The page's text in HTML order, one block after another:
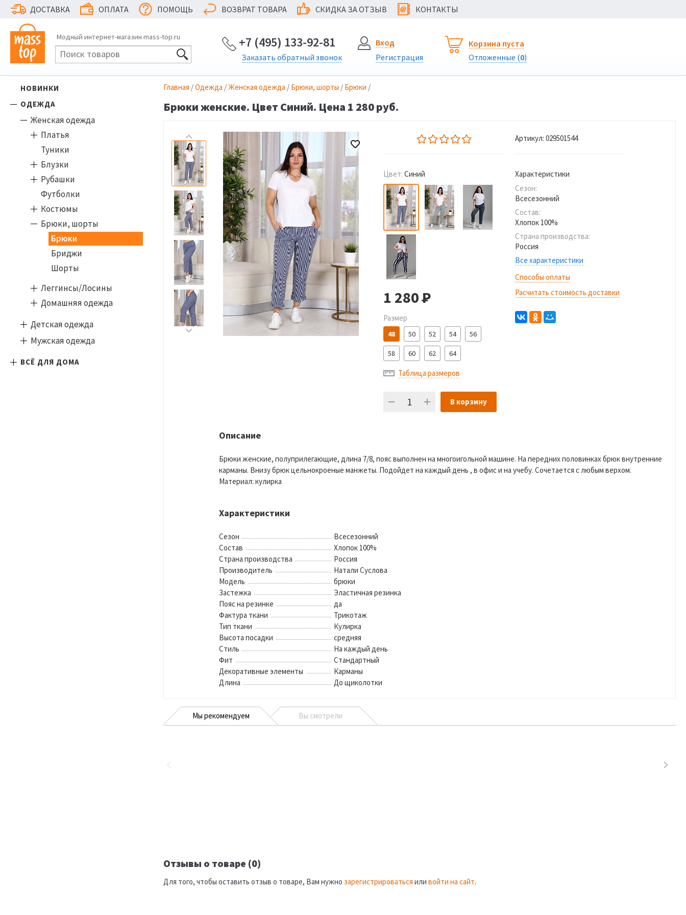
ДОСТАВКА ОПЛАТА ПОМОЩЬ ВОЗВРАТ ТОВАРА СКИДКА ЗА ОТЗЫВ @ КОНТАКТЫ
Модный интернет-магазин mass-top.ru +7 (495) 133-92-81
Заказать обратный звонок
Вход
Регистрация
Корзина пуста
Отложенные (0)
НОВИНКИ
ОДЕЖДА
Женская одежда
Платья
Туники
Блузки
Рубашки
Футболки
Костюмы
Брюки, шорты
Брюки
Бриджи
Шорты
Леггинсы/Лосины
Домашняя одежда
Детская одежда
Мужская одежда
ВСЁ ДЛЯ ДОМА
Главная /Одежда /Женская одежда / Брюки, шорты / Брюки /
Брюки женские. Цвет Синий. Цена 1 280 руб.
Цвет: Синий
1 280Р
Размер
48 50 52 54 56
58 60 62 64
Таблица размеров
В корзину
Артикул: 029501544
Характеристики
Сезон:
Всесезонний
Состав:
Хлопок 100%
Страна производства:
Россия
Все характеристики
Способы оплаты
Расчитать стоимость доставки
Описание
Брюки женские, полуприлегающие, длина 7/8, пояс выполнен на многоигольной машине. На передних половинках брюк внутренние
карманы. Внизу брюк цельнокроеные манжеты. Подойдет на каждый день , в офис и на учебу. Сочетается с любым верхом.
Материал: кулирка
Характеристики
Сезон
Всесезонний
Состав
Хлопок 100%
Страна производства
Россия
Производитель
Натали Суслова
Модель
брюки
Застежка
Эластичная резинка
Пояс на резинке
да
Фактура ткани
Трикотаж
Тип ткани
Кулирка
Высота посадки
средняя
Стиль
На каждый день
Фит
Стандартный
Декоративные элементы
Карманы
Длина
До щиколотки
Мы рекомендуем Вы смотрели
Отзывы о товаре (0)
Для того, чтобы оставить отзыв о товаре, Вам нужно зарегистрироваться или войти на сайт.